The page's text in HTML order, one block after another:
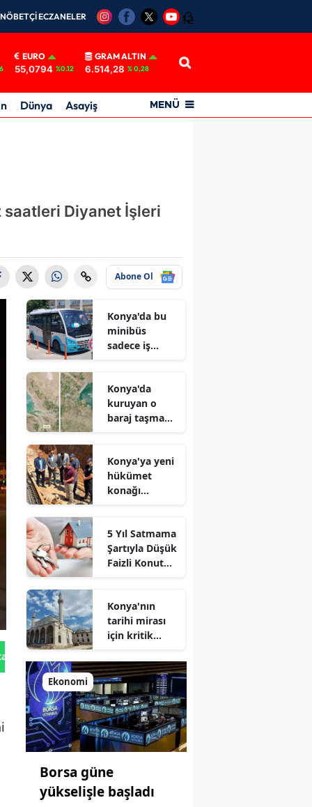
NÖBETÇİ ECZANELER 12
EURO
55,0794 %0.12
GRAM ALTIN
6.514,28 % 0,28
Dünya Asayiş MENÜ
saatleri Diyanet İşleri
Abone Ol
Gönder
Konya'da bu
minibüs
sadece iş
Konya'da
kuruyan o
baraj taşma
Konya'ya yeni
hükümet
konağı
5 Yıl Satmama
Şartıyla Düşük
Faizli Konut
Konya'nın
tarihi mirası
için kritik
durum
açıklandı
Ekonomi
Borsa güne
yükselişle başladı